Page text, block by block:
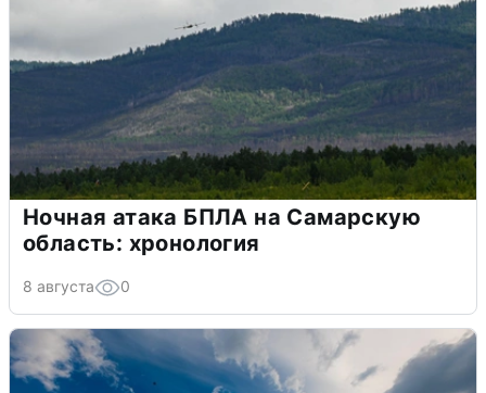
Ночная атака БПЛА на Самарскую
область: хронология
8 августа 0